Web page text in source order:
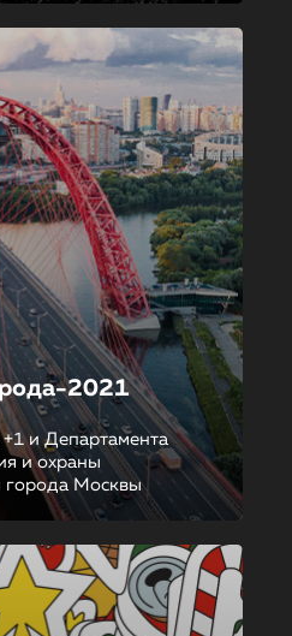
2021
и Департамента
и охраны
Москвы